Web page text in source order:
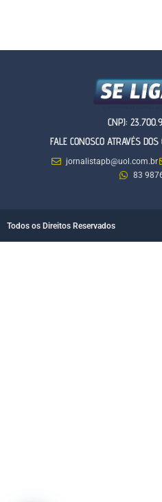
CNPJ:
FALE CONOSCO ATRAVÉS
jornalistapb@uol.com.br
83
Todos os Direitos Reservados